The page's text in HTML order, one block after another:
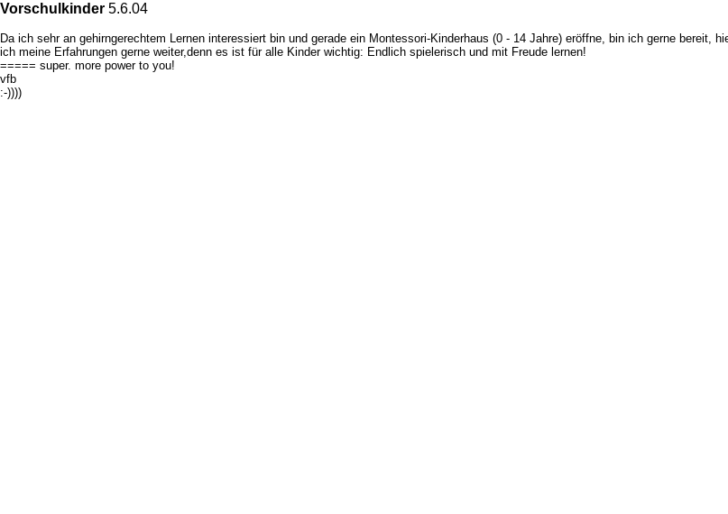
Vorschulkinder 5.6.04
Da ich sehr an gehirngerechtem Lernen interessiert bin und gerade ein Montessori-Kinderhaus (0 - 14 Jahre) eröffne, bin ich gerne
ich meine Erfahrungen gerne weiter,denn es ist für alle Kinder wichtig: Endlich spielerisch und mit Freude lernen!
===== super. more power to you!
vfb
:-))))